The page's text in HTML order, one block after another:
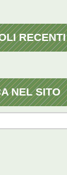
RECENTI
NEL SITO